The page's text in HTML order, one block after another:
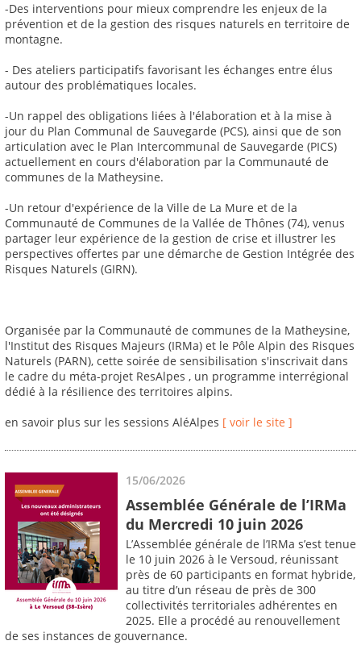
-Des interventions pour mieux comprendre les enjeux de la
prévention et de la gestion des risques naturels en territoire de
montagne.
- Des ateliers participatifs favorisant les échanges entre élus
autour des problématiques locales.
-Un rappel des obligations liées à l'élaboration et à la mise à
jour du Plan Communal de Sauvegarde (PCS), ainsi que de son
articulation avec le Plan Intercommunal de Sauvegarde (PICS)
actuellement en cours d'élaboration par la Communauté de
communes de la Matheysine.
-Un retour d'expérience de la Ville de La Mure et de la
Communauté de Communes de la Vallée de Thônes (74), venus
partager leur expérience de la gestion de crise et illustrer les
perspectives offertes par une démarche de Gestion Intégrée des
Risques Naturels (GIRN).
Organisée par la Communauté de communes de la Matheysine,
l'Institut des Risques Majeurs (IRMa) et le Pôle Alpin des Risques
Naturels (PARN), cette soirée de sensibilisation s'inscrivait dans
le cadre du méta-projet ResAlpes , un programme interrégional
dédié à la résilience des territoires alpins.
en savoir plus sur les sessions AléAlpes [ voir le site ]
15/06/2026
Assemblée Générale de l’IRMa
du Mercredi 10 juin 2026
L’Assemblée générale de l’IRMa s’est tenue
le 10 juin 2026 à le Versoud, réunissant
près de 60 participants en format hybride,
au titre d’un réseau de près de 300
collectivités territoriales adhérentes en
2025. Elle a procédé au renouvellement
de ses instances de gouvernance.